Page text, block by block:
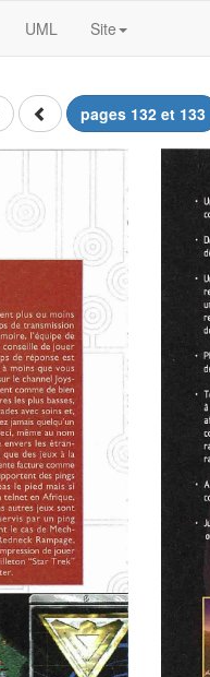
UML Site
pages 132 et 133